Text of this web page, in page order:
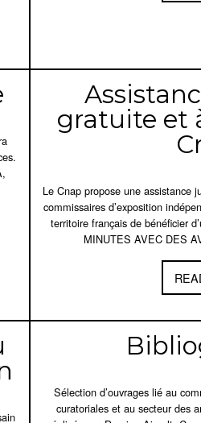
gratuite et
Le Cnap propose une assistance
commissaires d’exposition
territoire français de bénéficier
MINUTES AVEC DES
Sélection d’ouvrages lié au
curatoriales et au secteur des